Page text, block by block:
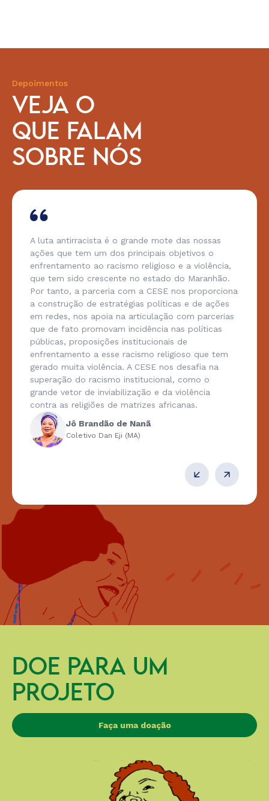
Depoimentos
VEJA O
QUE FALAM
SOBRE NÓS
A luta antirracista é o grande mote das nossas
ações que tem um dos principais objetivos o
enfrentamento ao racismo religioso e a violência,
que tem sido crescente no estado do Maranhão.
Por tanto, a parceria com a CESE nos proporciona
a construção de estratégias políticas e de ações
em redes, nos apoia na articulação com parcerias
que de fato promovam incidência nas políticas
públicas, proposições institucionais de
enfrentamento a esse racismo religioso que tem
gerado muita violência. A CESE nos desafia na
superação do racismo institucional, como o
grande vetor de inviabilização e da violência
contra as religiões de matrizes africanas.
Jô Brandão de Nanã
Coletivo Dan Eji (MA)
DOE PARA UM
PROJETO
Faça uma doação